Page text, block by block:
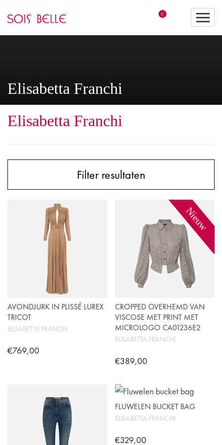
0
Elisabetta Franchi
Elisabetta Franchi
Filter resultaten
AVONDJURK IN PLISSÉ LUREX
TRICOT
ELISABETTA FRANCHI
€769,00
Nieuw
CROPPED OVERHEMD VAN
VISCOSE MET PRINT MET
MICROLOGO CA01236E2
ELISABETTA FRANCHI
€389,00
product
heeft
meerdere
FLUWELEN BUCKET BAG
ELISABETTA FRANCHI
€329,00